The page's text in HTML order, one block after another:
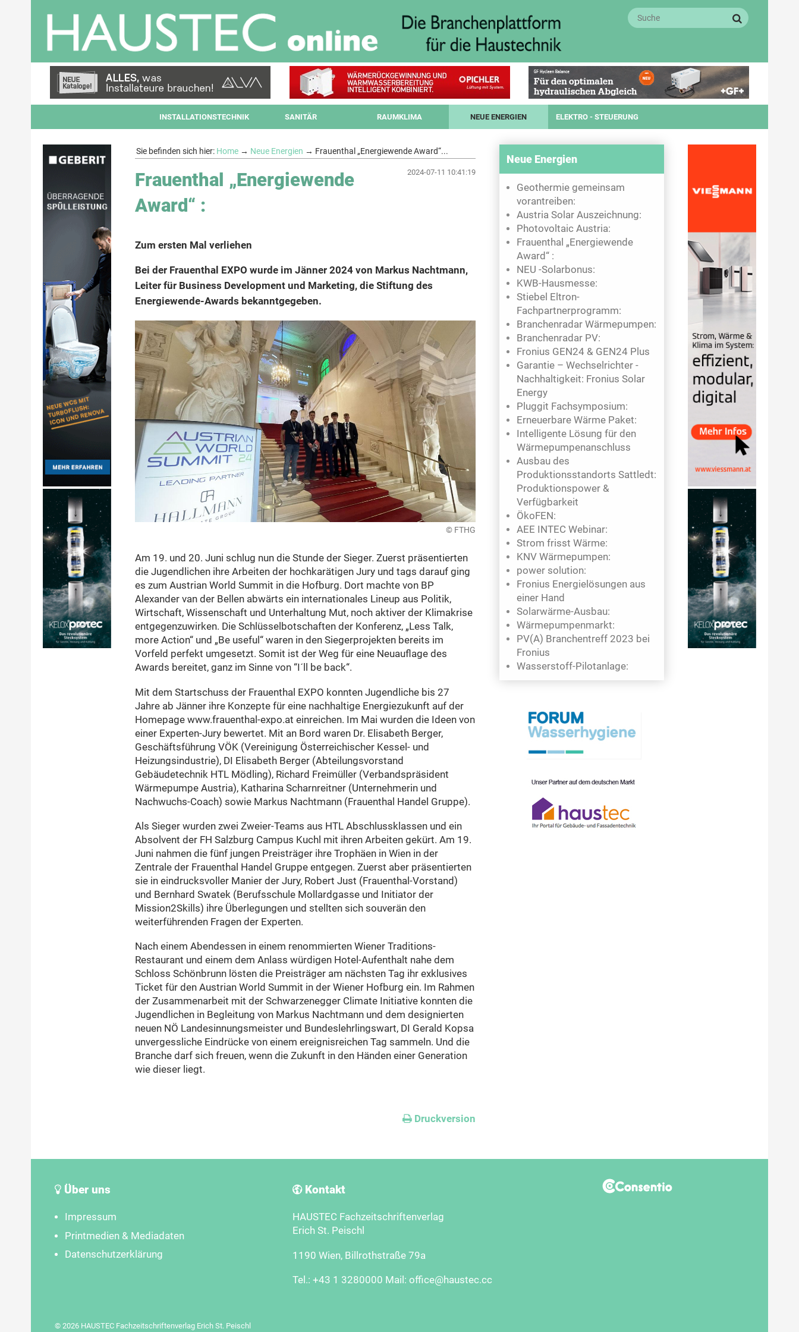
INSTALLATIONSTECHNIK SANITÄR RAUMKLIMA NEUE ENERGIEN ELEKTRO - STEUERUNG
Sie befinden sich hier: Home → Neue Energien → Frauenthal „Energiewende Award“...
2024-07-11 10:41:19
Frauenthal „Energiewende
Award“ :
Zum ersten Mal verliehen
Bei der Frauenthal EXPO wurde im Jänner 2024 von Markus Nachtmann,
Leiter für Business Development und Marketing, die Stiftung des
Energiewende-Awards bekanntgegeben.
© FTHG
Am 19. und 20. Juni schlug nun die Stunde der Sieger. Zuerst präsentierten
die Jugendlichen ihre Arbeiten der hochkarätigen Jury und tags darauf ging
es zum Austrian World Summit in die Hofburg. Dort machte von BP
Alexander van der Bellen abwärts ein internationales Lineup aus Politik,
Wirtschaft, Wissenschaft und Unterhaltung Mut, noch aktiver der Klimakrise
entgegenzuwirken. Die Schlüsselbotschaften der Konferenz, „Less Talk,
more Action“ und „Be useful“ waren in den Siegerprojekten bereits im
Vorfeld perfekt umgesetzt. Somit ist der Weg für eine Neuauflage des
Awards bereitet, ganz im Sinne von “I´ll be back“.
Mit dem Startschuss der Frauenthal EXPO konnten Jugendliche bis 27
Jahre ab Jänner ihre Konzepte für eine nachhaltige Energiezukunft auf der
Homepage www.frauenthal-expo.at einreichen. Im Mai wurden die Ideen von
einer Experten-Jury bewertet. Mit an Bord waren Dr. Elisabeth Berger,
Geschäftsführung VÖK (Vereinigung Österreichischer Kessel- und
Heizungsindustrie), DI Elisabeth Berger (Abteilungsvorstand
Gebäudetechnik HTL Mödling), Richard Freimüller (Verbandspräsident
Wärmepumpe Austria), Katharina Scharnreitner (Unternehmerin und
Nachwuchs-Coach) sowie Markus Nachtmann (Frauenthal Handel Gruppe).
Als Sieger wurden zwei Zweier-Teams aus HTL Abschlussklassen und ein
Absolvent der FH Salzburg Campus Kuchl mit ihren Arbeiten gekürt. Am 19.
Juni nahmen die fünf jungen Preisträger ihre Trophäen in Wien in der
Zentrale der Frauenthal Handel Gruppe entgegen. Zuerst aber präsentierten
sie in eindrucksvoller Manier der Jury, Robert Just (Frauenthal-Vorstand)
und Bernhard Swatek (Berufsschule Mollardgasse und Initiator der
Mission2Skills) ihre Überlegungen und stellten sich souverän den
weiterführenden Fragen der Experten.
Nach einem Abendessen in einem renommierten Wiener Traditions-
Restaurant und einem dem Anlass würdigen Hotel-Aufenthalt nahe dem
Schloss Schönbrunn lösten die Preisträger am nächsten Tag ihr exklusives
Ticket für den Austrian World Summit in der Wiener Hofburg ein. Im Rahmen
der Zusammenarbeit mit der Schwarzenegger Climate Initiative konnten die
Jugendlichen in Begleitung von Markus Nachtmann und dem designierten
neuen NÖ Landesinnungsmeister und Bundeslehrlingswart, DI Gerald Kopsa
unvergessliche Eindrücke von einem ereignisreichen Tag sammeln. Und die
Branche darf sich freuen, wenn die Zukunft in den Händen einer Generation
wie dieser liegt.
Druckversion
Neue Energien
Geothermie gemeinsam
vorantreiben:
Austria Solar Auszeichnung:
Photovoltaic Austria:
Frauenthal „Energiewende
Award“ :
NEU -Solarbonus:
KWB-Hausmesse:
Stiebel Eltron-
Fachpartnerprogramm:
Branchenradar Wärmepumpen:
Branchenradar PV:
Fronius GEN24 & GEN24 Plus
Garantie – Wechselrichter -
Nachhaltigkeit: Fronius Solar
Energy
Pluggit Fachsymposium:
Erneuerbare Wärme Paket:
Intelligente Lösung für den
Wärmepumpenanschluss
Ausbau des
Produktionsstandorts Sattledt:
Produktionspower &
Verfügbarkeit
ÖkoFEN:
AEE INTEC Webinar:
Strom frisst Wärme:
KNV Wärmepumpen:
power solution:
Fronius Energielösungen aus
einer Hand
Solarwärme-Ausbau:
Wärmepumpenmarkt:
PV(A) Branchentreff 2023 bei
Fronius
Wasserstoff-Pilotanlage:
Über uns
Impressum
Printmedien & Mediadaten
Datenschutzerklärung
Kontakt
HAUSTEC Fachzeitschriftenverlag
Erich St. Peischl
1190 Wien, Billrothstraße 79a
Tel.: +43 1 3280000 Mail: office@haustec.cc
© 2026 HAUSTEC Fachzeitschriftenverlag Erich St. Peischl